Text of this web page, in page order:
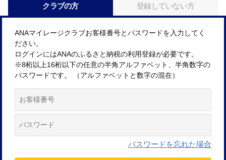
クラブの方
登録していない方
ANAマイレージクラブお客様番号とパスワードを入力してく
ださい。
ログインにはANAのふるさと納税の利用登録が必要です。
※8桁以上16桁以下の任意の半角アルファベット、半角数字の
パスワードです。 （アルファベットと数字の混在）
パスワードを忘れた場合